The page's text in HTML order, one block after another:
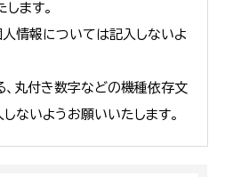
ます。
情報については記入しないよ
丸付き数字などの機種依存文
ないようお願いいたします。